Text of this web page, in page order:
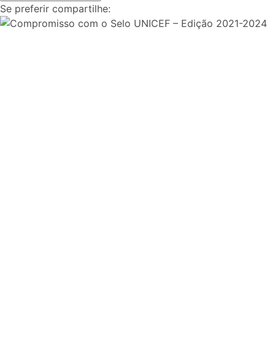
Se preferir compartilhe: